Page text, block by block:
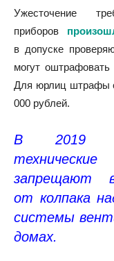
Ужесточение
приборов
в допуске
могут
Для юрлиц штрафы
000 рублей.
В 2019
технические
запрещают
от колпака
системы
домах.